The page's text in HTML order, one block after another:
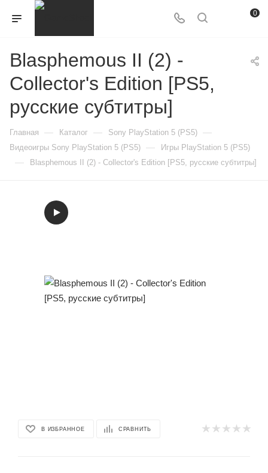
0
Blasphemous II (2) -
Collector's Edition [PS5,
русские субтитры]
Главная — Каталог — Sony PlayStation 5 (PS5) —
Видеоигры Sony PlayStation 5 (PS5) — Игры PlayStation 5 (PS5)
— Blasphemous II (2) - Collector's Edition [PS5, русские субтитры]
В ИЗБРАННОЕ СРАВНИТЬ